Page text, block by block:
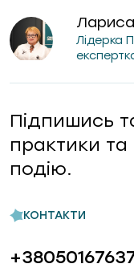
КОНТАКТИ
Лідерка
Підпишись
практики та
подію.